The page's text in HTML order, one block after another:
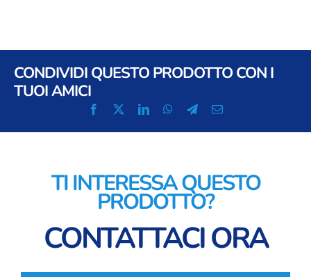
CONDIVIDI QUESTO PRODOTTO CON I
TUOI AMICI
TI INTERESSA QUESTO
PRODOTTO?
CONTATTACI ORA